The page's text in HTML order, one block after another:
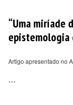
“Uma miríade
epistemologia
Artigo apresentado no
...